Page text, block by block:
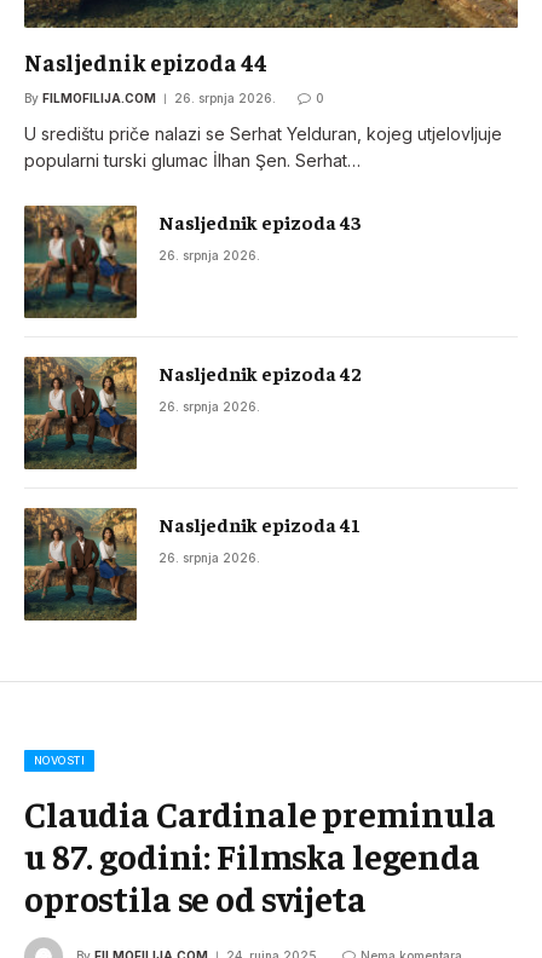
Nasljednik epizoda 44
By FILMOFILIJA.COM 26. srpnja 2026. 0
U središtu priče nalazi se Serhat Yelduran, kojeg utjelovljuje
popularni turski glumac İlhan Şen. Serhat…
Nasljednik epizoda 43
26. srpnja 2026.
Nasljednik epizoda 42
26. srpnja 2026.
Nasljednik epizoda 41
26. srpnja 2026.
NOVOSTI
Claudia Cardinale preminula
u 87. godini: Filmska legenda
oprostila se od svijeta